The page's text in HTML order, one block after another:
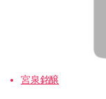
宮泉銘醸